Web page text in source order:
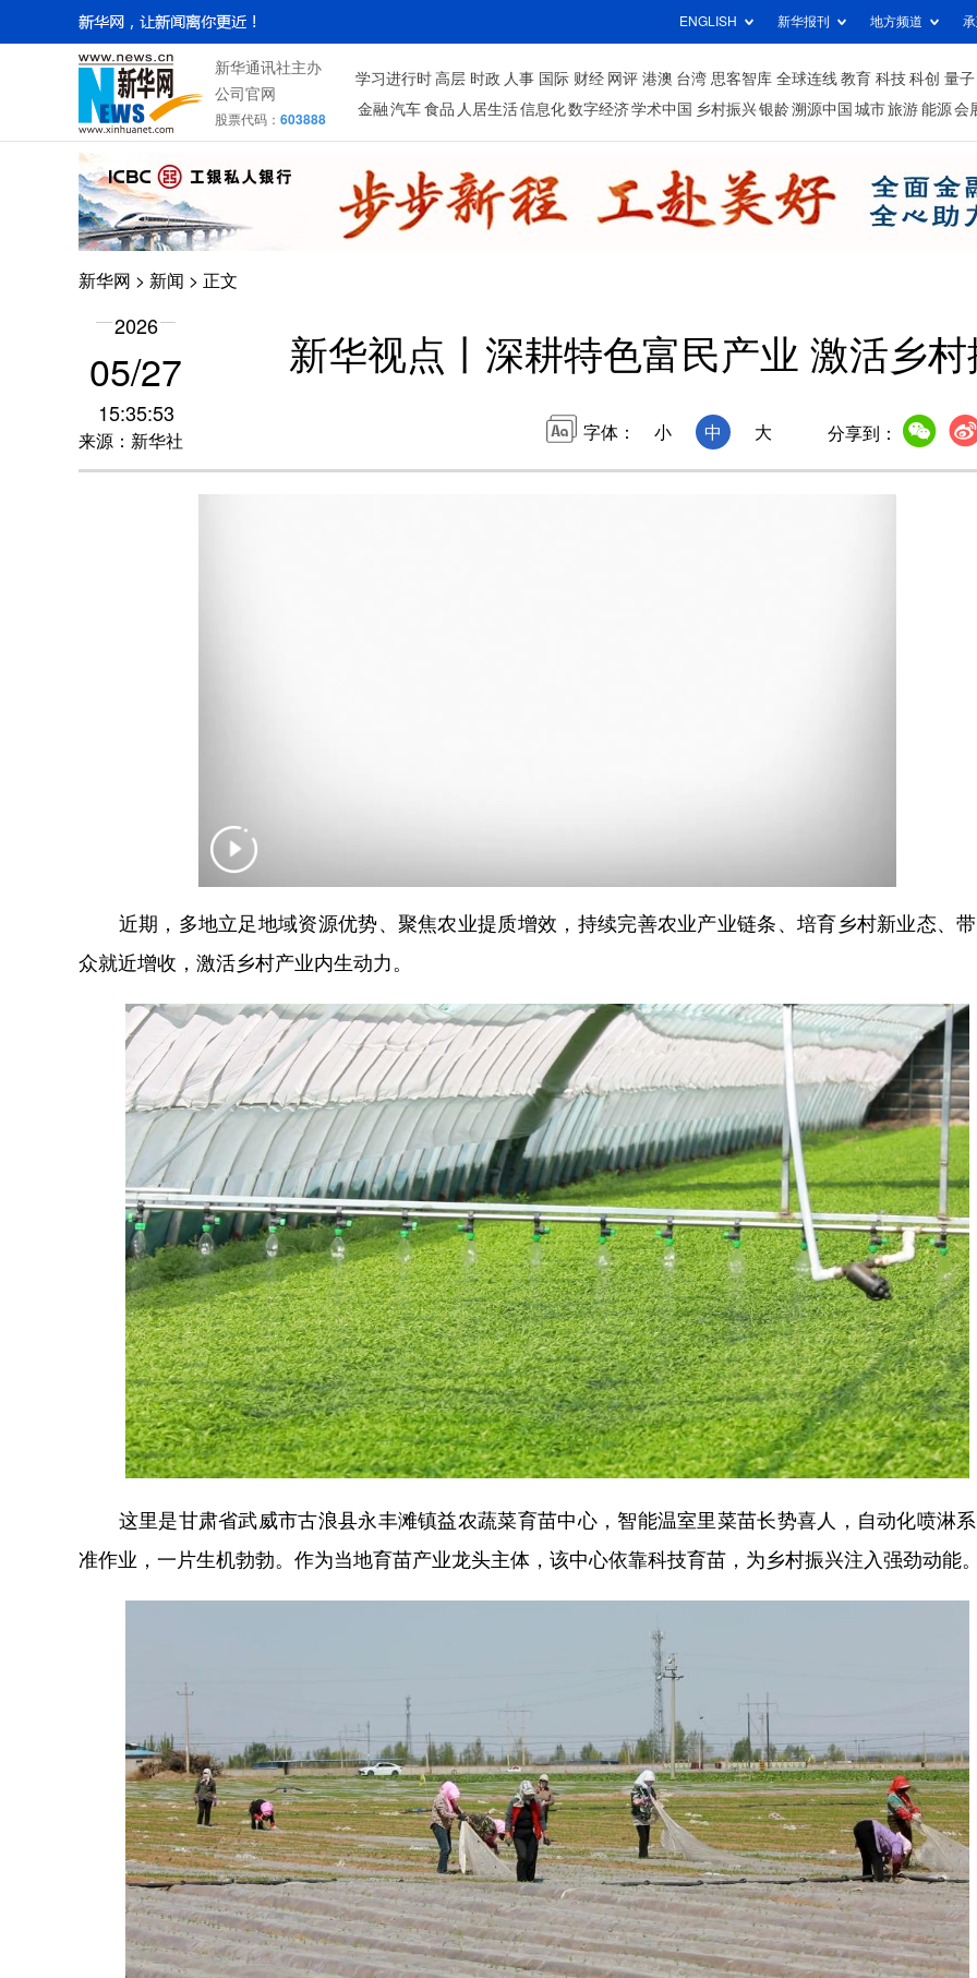
ENGLISH 新华报刊 地方频道
新华通讯社主办
公司官网
股票代码： 603888
学习进行时 高层 时政 人事 国际 财经 网评 港澳 台湾 思客智库 全球连线 教育 科技 科创 量子
金融 汽车 食品 人居生活信息化数字经济学术中国 乡村振兴银龄溯源中国 城市旅游 能源 会
新华网 > 新闻 > 正文
2026
05/27
15:35:53
来源：新华社
新华视点丨深耕特色富民产业 激活乡
字体： 小 中 大 分享到：
近期，多地立足地域资源优势、聚焦农业提质增效，持续完善农业产业链条、培育乡村新业态、
众就近增收，激活乡村产业内生动力。
这里是甘肃省武威市古浪县永丰滩镇益农蔬菜育苗中心，智能温室里菜苗长势喜人，自动化喷淋
准作业，一片生机勃勃。作为当地育苗产业龙头主体，该中心依靠科技育苗，为乡村振兴注入强劲动能